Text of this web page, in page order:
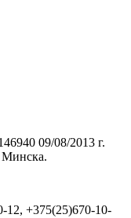
09/08/2013 г.
Минска.
12, +375(25)670-10-